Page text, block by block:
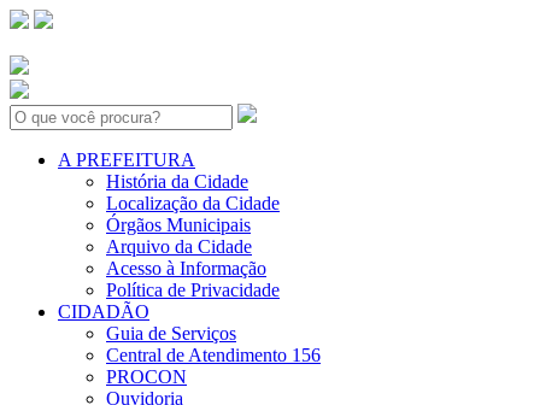
Search:
A PREFEITURA
História da Cidade
Localização da Cidade
Órgãos Municipais
Arquivo da Cidade
Acesso à Informação
Política de Privacidade
CIDADÃO
Guia de Serviços
Central de Atendimento 156
PROCON
Ouvidoria